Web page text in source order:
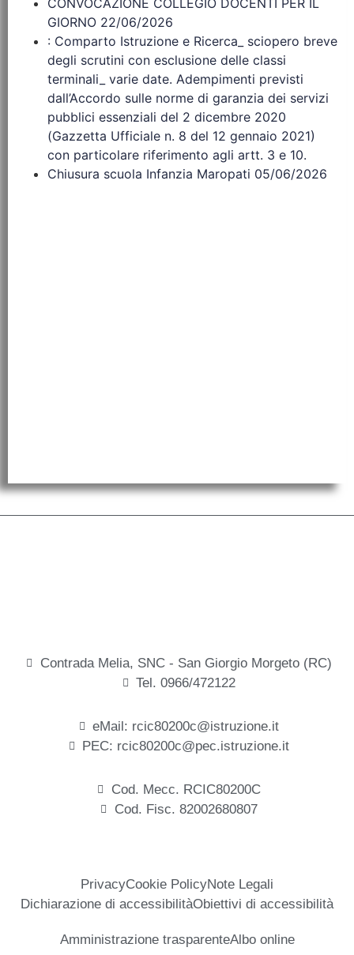
CONVOCAZIONE COLLEGIO DOCENTI PER IL
GIORNO 22/06/2026
: Comparto Istruzione e Ricerca_ sciopero breve
degli scrutini con esclusione delle classi
terminali_ varie date. Adempimenti previsti
dall’Accordo sulle norme di garanzia dei servizi
pubblici essenziali del 2 dicembre 2020
(Gazzetta Ufficiale n. 8 del 12 gennaio 2021)
con particolare riferimento agli artt. 3 e 10.
Chiusura scuola Infanzia Maropati 05/06/2026
Contrada Melia, SNC - San Giorgio Morgeto (RC)
Tel. 0966/472122
eMail: rcic80200c@istruzione.it
PEC: rcic80200c@pec.istruzione.it
Cod. Mecc. RCIC80200C
Cod. Fisc. 82002680807
PrivacyCookie PolicyNote Legali
Dichiarazione di accessibilitàObiettivi di accessibilità
Amministrazione trasparenteAlbo online